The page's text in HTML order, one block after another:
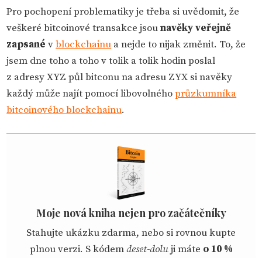
Pro pochopení problematiky je třeba si uvědomit, že
veškeré bitcoinové transakce jsounavěky veřejně
zapsané vblockchainu a nejde to nijak změnit. To, že
jsem dne toho a toho v tolik a tolik hodin poslal
z adresy XYZ půl bitconu na adresu ZYX si navěky
každý může najít pomocí libovolnéhoprůzkumníka
bitcoinového blockchainu.
Moje nová kniha nejen pro začátečníky
Stahujte ukázku zdarma, nebo si rovnou kupte
plnou verzi. S kódemdeset-doluji máte o 10 %